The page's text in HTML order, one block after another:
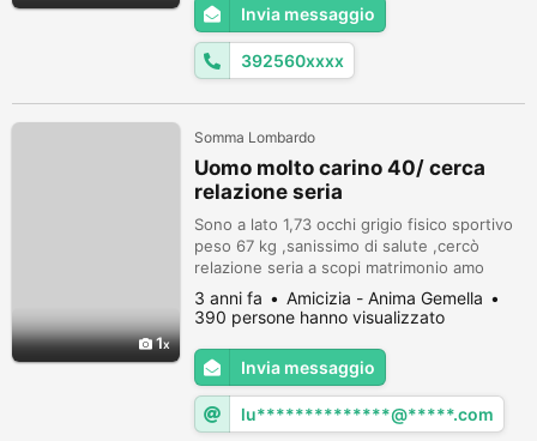
Invia messaggio
392560xxxx
1
Somma Lombardo
Uomo molto carino 40/ cerca
relazione seria
Sono a lato 1,73 occhi grigio fisico sportivo
peso 67 kg ,sanissimo di salute ,cercò
relazione seria a scopi matrimonio amo
viaggiare ,montagna .mare .mi piace lavoro
,cerco donna seria carina ,non fumo non
bevo ho tanto cuore romantico voglio avere
un figlio contatt whostapp 3246062521
3 anni fa
Amicizia - Anima Gemella
390 persone hanno visualizzato
Invia messaggio
lu**************@*****.com